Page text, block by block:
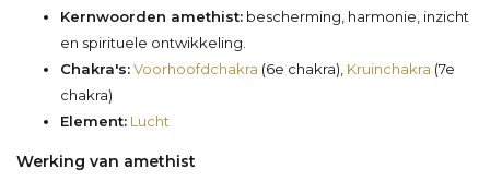
Kernwoorden amethist: bescherming, harmonie, inzicht
en spirituele ontwikkeling.
Chakra's:Voorhoofdchakra (6e chakra), Kruinchakra (7e
chakra)
Element: Lucht
Werking van amethist